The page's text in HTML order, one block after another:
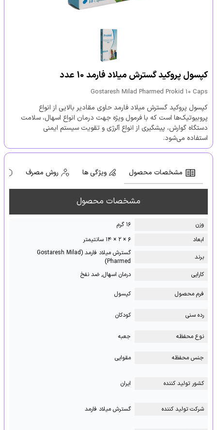
کپسول پروکید گسترش میلاد فارمد 10 عدد
Gostaresh Milad Pharmed Prokid 10 Caps
کپسول پروکید گسترش میلاد فارمد حاوی مقادیر بالایی از انواع
پروبیوتیک‌ها است که با فرمول ویژه جهت درمان انواع اسهال، سلامت
دستگاه گوارش، پیشگیری از انواع آلرژی و تقویت سیستم ایمنی
استفاده می‌شود.
مشخصات محصول ویژگی ها روش مصرف
مشخصات محصول
وزن
۱۶ گرم
ابعاد
۶ × ۲ × ۱۴ سانتیمتر
برند
گسترش میلاد فارمد (Gostaresh Milad
Pharmed)
کارایی
درمان اسهال, ضد نفخ
فرم محصول کپسول
رده سنی کودکان
نوع محفظه جعبه
جنس محفظه مقوایی
کشور تولید کننده ایران
شرکت تولید کننده گسترش میلاد فارمد